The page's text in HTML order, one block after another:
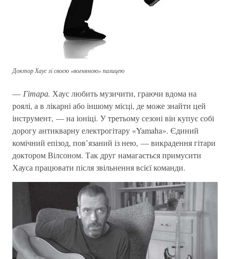
Доктор Хаус зі своєю «вогняною» палицею
— Гітара. Хаус любить музичити, граючи вдома на
роялі, а в лікарні або іншому місці, де може знайти цей
інструмент, — на іоніці. У третьому сезоні він купує собі
дорогу антикварну електрогітару «Yamaha». Єдиний
комічний епізод, пов’язаний із нею, — викрадення гітари
доктором Вілсоном. Так друг намагається примусити
Хауса працювати після звільнення всієї команди.